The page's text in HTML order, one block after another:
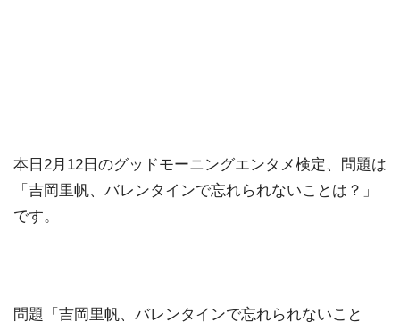
本日2月12日のグッドモーニングエンタメ検定、問題は
「吉岡里帆、バレンタインで忘れられないことは？」
です。
問題「吉岡里帆、バレンタインで忘れられないこと